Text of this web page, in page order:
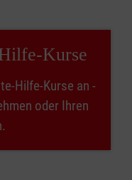
Kurse
Hilfe-Kurse an -
oder Ihren